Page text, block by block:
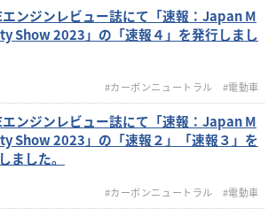
エンジンレビュー誌にて「速報：Japan M
Show 2023」の「速報４」を発行しまし
#カーボンニュートラル #電動車
エンジンレビュー誌にて「速報：Japan M
Show 2023」の「速報２」「速報３」を
ました。
#カーボンニュートラル #電動車